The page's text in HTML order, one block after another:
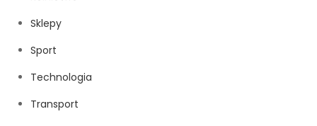
Sklepy
Sport
Technologia
Transport